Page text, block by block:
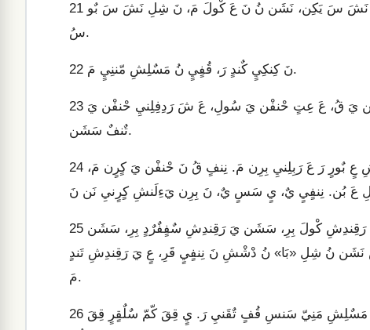
21
سُ.
22 نَ كِنكِيٍ كٌندٍ رَ، قُفٍيٍ نُ مَسٌلِشِ مّننِيٍ مَ.
23
تٌنفٌ سَشَن.
24
25
نُ شِلِ «بَا» نُ دْشْشِ نَ نِنفٍيٍ قَرِ، عٍ يَ رَقِندِشِ تَندٍ
مَ.
26